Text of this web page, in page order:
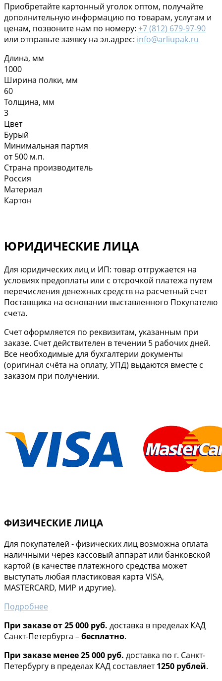
Приобретайте картонный уголок оптом, получайте
дополнительную информацию по товарам, услугам и
ценам, позвоните нам по номеру: +7 (812) 679-97-90
или отправьте заявку на эл.адрес: info@arliupak.ru
Длина, мм
1000
Ширина полки, мм
60
Толщина, мм
3
Цвет
Бурый
Минимальная партия
от 500 м.п.
Страна производитель
Россия
Материал
Картон
ЮРИДИЧЕСКИЕ ЛИЦА
Для юридических лиц и ИП: товар отгружается на
условиях предоплаты или с отсрочкой платежа путем
перечисления денежных средств на расчетный счет
Поставщика на основании выставленного Покупателю
счета.
Cчет оформляется по реквизитам, указанным при
заказе. Счет действителен в течении 5 рабочих дней.
Все необходимые для бухгалтерии документы
(оригинал счёта на оплату, УПД) выдаются вместе с
заказом при получении.
ФИЗИЧЕСКИЕ ЛИЦА
Для покупателей - физических лиц возможна оплата
наличными через кассовый аппарат или банковской
картой (в качестве платежного средства может
выступать любая пластиковая карта VISA,
MASTERCARD, МИР и другие).
Подробнее
При заказе от 25 000 руб. доставка в пределах КАД
Санкт-Петербурга –бесплатно.
При заказе менее 25 000 руб. доставка по г. Санкт-
Петербургу в пределах КАД составляет1250 рублей.